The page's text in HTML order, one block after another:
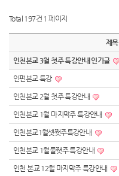
Total 197건 1 페이지
제목
인천본교 3월 첫주 특강안내 인기글
인펀본교 특강
인천본교 2월 첫주 특강안내
인천본교 1월 마지막주 특강안내
인천본교1월셋쨋주특강안내
인천본교 1월둘쨋주 특강안내
인천 본교 12월 마지막주 특강안내